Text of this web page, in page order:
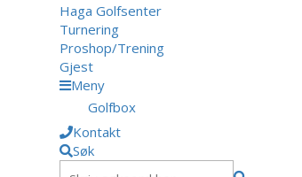
Haga Golfsenter
Turnering
Proshop/Trening
Gjest
Meny
Golfbox
Kontakt
Søk